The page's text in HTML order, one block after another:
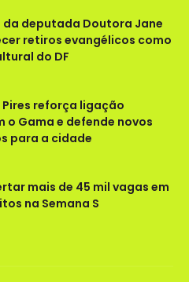
da deputada Doutora Jane
retiros evangélicos como
do DF
Pires reforça ligação
o Gama e defende novos
para a cidade
mais de 45 mil vagas em
na Semana S